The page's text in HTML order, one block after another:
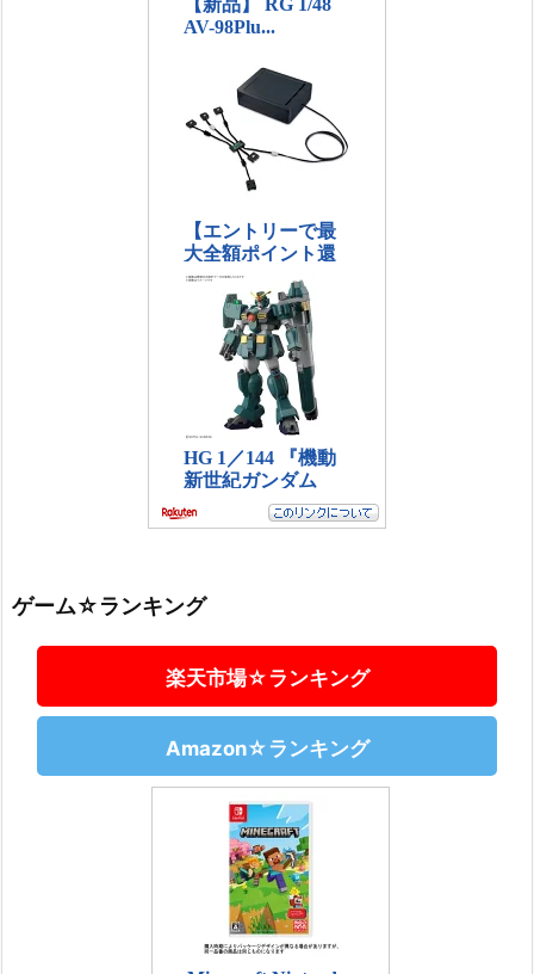
ゲーム☆ランキング
楽天市場☆ランキング
Amazon☆ランキング